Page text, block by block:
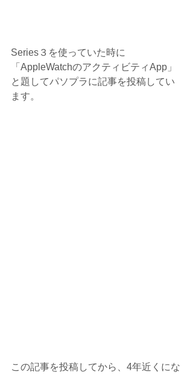
Series３を使っていた時に
「AppleWatchのアクティビティApp」
と題してパソプラに記事を投稿してい
ます。
この記事を投稿してから、4年近くにな